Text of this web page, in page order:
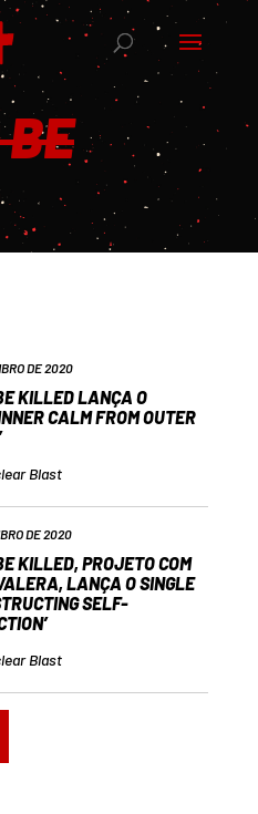
DE 2020
KILLED LANÇA O
CALM FROM OUTER
Blast
DE 2020
KILLED, PROJETO COM
LANÇA O SINGLE
SELF-
Blast